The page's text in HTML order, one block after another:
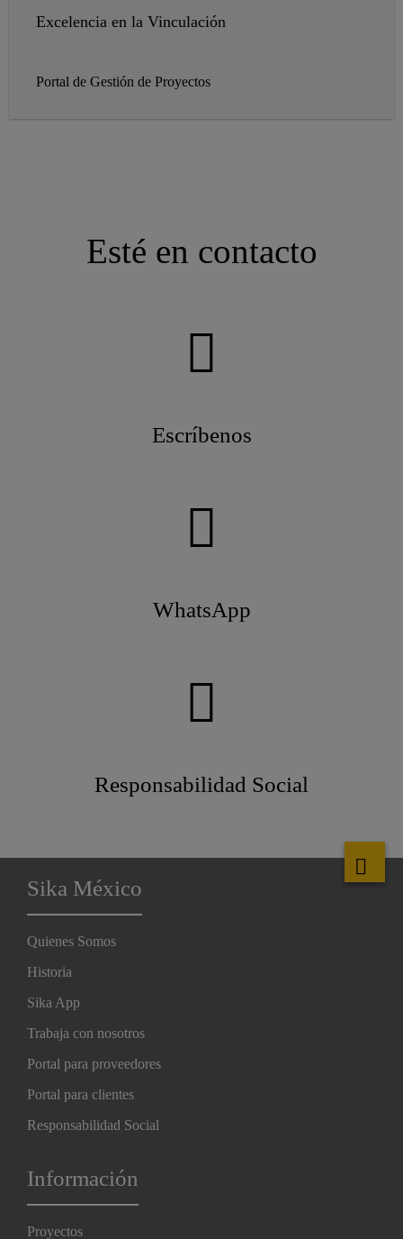
Excelencia en la Vinculación
Portal de Gestión de Proyectos
Esté en contacto
Escríbenos
WhatsApp
Responsabilidad Social
Sika México
Quienes Somos
Historia
Sika App
Trabaja con nosotros
Portal para proveedores
Portal para clientes
Responsabilidad Social
Información
Proyectos